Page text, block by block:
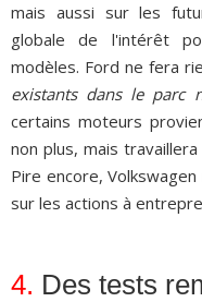
mais aussi sur les
globale de l'intérêt
modèles. Ford ne fera
existants dans le parc
certains moteurs
non plus, mais
Pire encore,
sur les actions à
4. Des tests